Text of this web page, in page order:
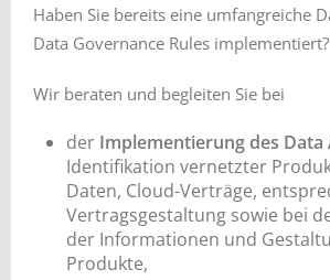
Haben Sie bereits eine umfangreiche
Data Governance Rules implementiert?
Wir beraten und begleiten Sie bei
der Implementierung des Data
Identifikation vernetzter
Daten, Cloud-Verträge,
Vertragsgestaltung sowie bei
der Informationen und
Produkte,